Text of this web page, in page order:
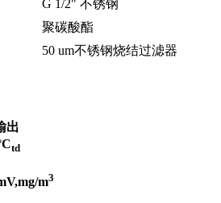
G 1/2" 不锈钢
聚碳酸酯
50 um不锈钢烧结过滤器
出
td
m3